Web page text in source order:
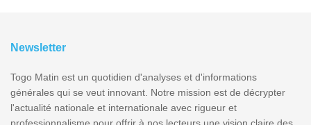
Newsletter
Togo Matin est un quotidien d'analyses et d'informations
générales qui se veut innovant. Notre mission est de décrypter
l'actualité nationale et internationale avec rigueur et
professionnalisme pour offrir à nos lecteurs une vision claire des